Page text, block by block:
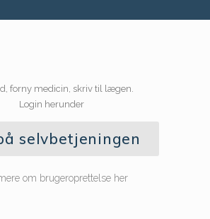
forny medicin, skriv til lægen.
Login herunder
selvbetjeningen
om brugeroprettelse her